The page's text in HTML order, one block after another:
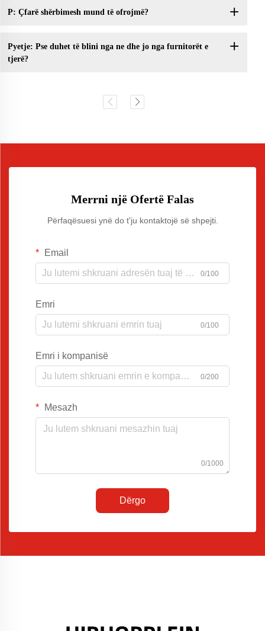
P: Çfarë shërbimesh mund të ofrojmë?
Pyetje: Pse duhet të blini nga ne dhe jo nga furnitorët e
tjerë?
Merrni një Ofertë Falas
Përfaqësuesi ynë do t'ju kontaktojë së shpejti.
Email
0/100
Emri
0/100
Emri i kompanisë
0/200
Mesazh
0/1000
Dërgo